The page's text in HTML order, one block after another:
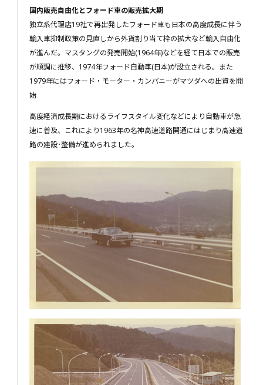
国内販売自由化とフォード車の販売拡大期
独立系代理店19社で再出発したフォード車も日本の高度成長に伴う
輸入車抑制政策の見直しから外貨割り当て枠の拡大など輸入自由化
が進んだ。マスタングの発売開始(1964年)などを経て日本での販売
が順調に推移、1974年フォード自動車(日本)が設立される。また
1979年にはフォード・モーター・カンパニーがマツダへの出資を開
始
高度経済成長期におけるライフスタイル変化などにより自動車が急
速に普及、これにより1963年の名神高速道路開通にはじまり高速道
路の建設･整備が進められました。